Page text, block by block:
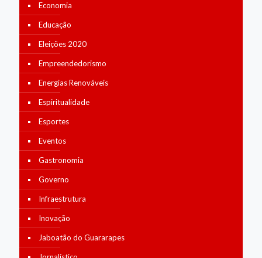
Economia
Educação
Eleições 2020
Empreendedorismo
Energias Renováveis
Espiritualidade
Esportes
Eventos
Gastronomia
Governo
Infraestrutura
Inovação
Jaboatão do Guararapes